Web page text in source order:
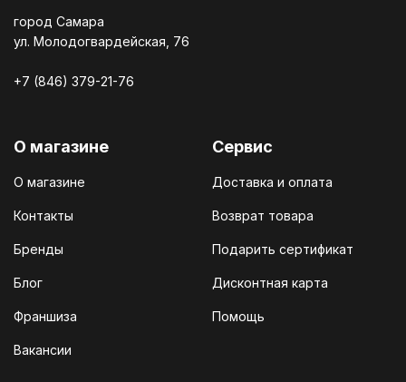
город Самара
ул. Молодогвардейская, 76
+7 (846) 379-21-76
О магазине
О магазине
Контакты
Бренды
Блог
Франшиза
Вакансии
Сервис
Доставка и оплата
Возврат товара
Подарить сертификат
Дисконтная карта
Помощь